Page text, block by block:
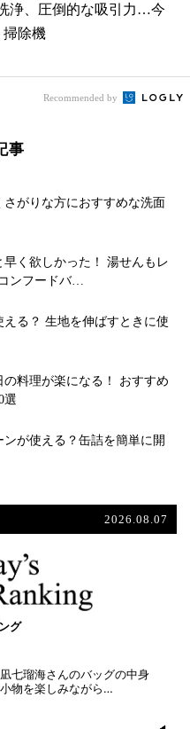
浄、圧倒的な吸引力…今
掃除機
Recommended by
事
さがりな方におすすめな洗面
早く欲しかった！ 湯せんもレ
ンフードバ…
る？ 生地を伸ばすときに使
の料理が楽になる！ おすすめ
選
が使える？缶詰を簡単に開
2026.08.07
グ
七瑠海さんのバッグの中身
物を楽しみながら…